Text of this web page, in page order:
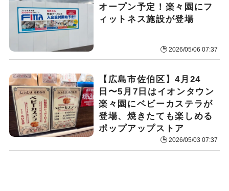
オープン予定！楽々園にフ
ィットネス施設が登場
2026/05/06 07:37
【広島市佐伯区】4月24
日〜5月7日はイオンタウン
楽々園にベビーカステラが
登場、焼きたても楽しめる
ポップアップストア
2026/05/03 07:37